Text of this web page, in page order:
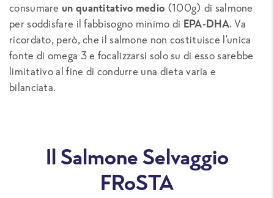
consumareun quantitativo medio (100g) di salmone
per soddisfare il fabbisogno minimo di EPA-DHA. Va
ricordato, però, che il salmone non costituisce l’unica
fonte di omega 3 e focalizzarsi solo su di esso sarebbe
limitativo al fine di condurre una dieta varia e
bilanciata.
Il Salmone Selvaggio
FRoSTA